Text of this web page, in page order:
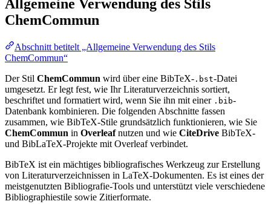
Allgemeine Verwendung des Stils
ChemCommun
Abschnitt betitelt „Allgemeine Verwendung des Stils
ChemCommun“
Der Stil ChemCommun wird über eine BibTeX- .bst-Datei
umgesetzt. Er legt fest, wie Ihr Literaturverzeichnis sortiert,
beschriftet und formatiert wird, wenn Sie ihn mit einer .bib-
Datenbank kombinieren. Die folgenden Abschnitte fassen
zusammen, wie BibTeX-Stile grundsätzlich funktionieren, wie Sie
ChemCommun in Overleafnutzen und wie CiteDrive BibTeX-
und BibLaTeX-Projekte mit Overleaf verbindet.
BibTeX ist ein mächtiges bibliografisches Werkzeug zur Erstellung
von Literaturverzeichnissen in LaTeX-Dokumenten. Es ist eines der
meistgenutzten Bibliografie-Tools und unterstützt viele verschiedene
Bibliographiestile sowie Zitierformate.